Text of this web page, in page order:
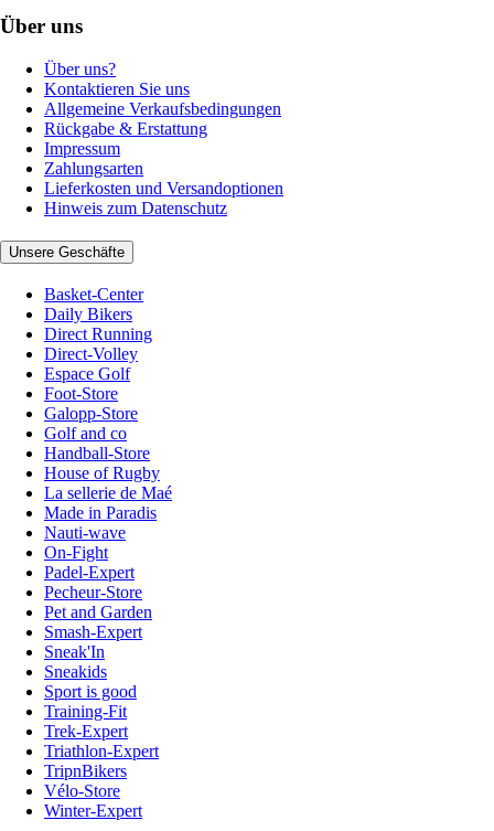
Über uns
Über uns?
Kontaktieren Sie uns
Allgemeine Verkaufsbedingungen
Rückgabe & Erstattung
Impressum
Zahlungsarten
Lieferkosten und Versandoptionen
Hinweis zum Datenschutz
Unsere Geschäfte
Basket-Center
Daily Bikers
Direct Running
Direct-Volley
Espace Golf
Foot-Store
Galopp-Store
Golf and co
Handball-Store
House of Rugby
La sellerie de Maé
Made in Paradis
Nauti-wave
On-Fight
Padel-Expert
Pecheur-Store
Pet and Garden
Smash-Expert
Sneak'In
Sneakids
Sport is good
Training-Fit
Trek-Expert
Triathlon-Expert
TripnBikers
Vélo-Store
Winter-Expert